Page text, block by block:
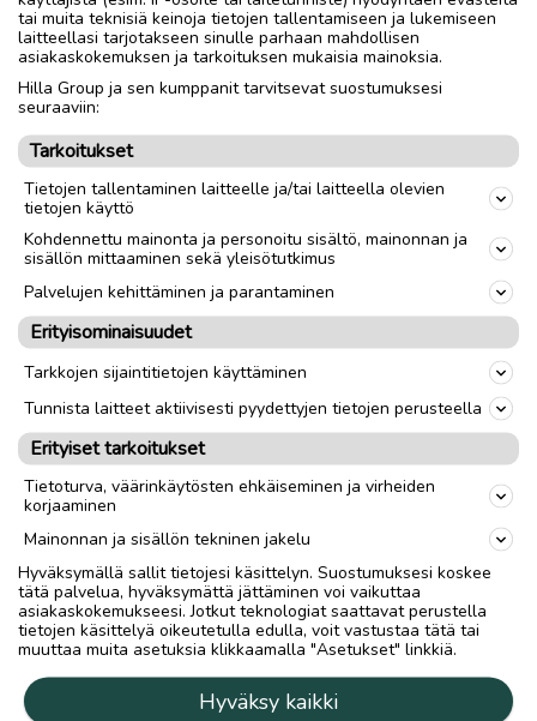
tai muita teknisiä keinoja tietojen tallentamiseen ja lukemiseen
laitteellasi tarjotakseen sinulle parhaan mahdollisen
asiakaskokemuksen ja tarkoituksen mukaisia mainoksia.
Hilla Group ja sen kumppanit tarvitsevat suostumuksesi
seuraaviin:
Tarkoitukset
Tietojen tallentaminen laitteelle ja/tai laitteella olevien
tietojen käyttö
Kohdennettu mainonta ja personoitu sisältö, mainonnan ja
sisällön mittaaminen sekä yleisötutkimus
Palvelujen kehittäminen ja parantaminen
Erityisominaisuudet
Tarkkojen sijaintitietojen käyttäminen
Tunnista laitteet aktiivisesti pyydettyjen tietojen perusteella
Erityiset tarkoitukset
Tietoturva, väärinkäytösten ehkäiseminen ja virheiden
korjaaminen
Mainonnan ja sisällön tekninen jakelu
Hyväksymällä sallit tietojesi käsittelyn. Suostumuksesi koskee
tätä palvelua, hyväksymättä jättäminen voi vaikuttaa
asiakaskokemukseesi. Jotkut teknologiat saattavat perustella
tietojen käsittelyä oikeutetulla edulla, voit vastustaa tätä tai
muuttaa muita asetuksia klikkaamalla "Asetukset" linkkiä.
Hyväksy kaikki